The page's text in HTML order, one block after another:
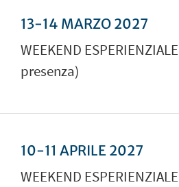
13-14 MARZO 2027
WEEKEND
presenza)
10-11 APRILE 2027
WEEKEND